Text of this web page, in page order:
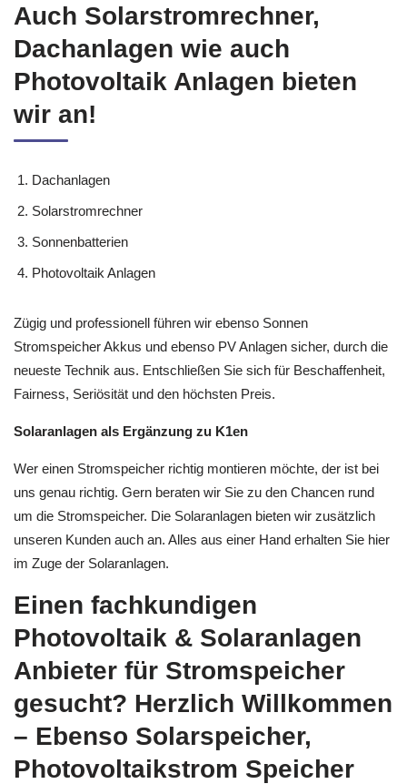
Auch Solarstromrechner,
Dachanlagen wie auch
Photovoltaik Anlagen bieten
wir an!
Dachanlagen
Solarstromrechner
Sonnenbatterien
Photovoltaik Anlagen
Zügig und professionell führen wir ebenso Sonnen
Stromspeicher Akkus und ebenso PV Anlagen sicher, durch die
neueste Technik aus. Entschließen Sie sich für Beschaffenheit,
Fairness, Seriösität und den höchsten Preis.
Solaranlagen als Ergänzung zu K1en
Wer einen Stromspeicher richtig montieren möchte, der ist bei
uns genau richtig. Gern beraten wir Sie zu den Chancen rund
um die Stromspeicher. Die Solaranlagen bieten wir zusätzlich
unseren Kunden auch an. Alles aus einer Hand erhalten Sie hier
im Zuge der Solaranlagen.
Einen fachkundigen
Photovoltaik & Solaranlagen
Anbieter für Stromspeicher
gesucht? Herzlich Willkommen
– Ebenso Solarspeicher,
Photovoltaikstrom Speicher